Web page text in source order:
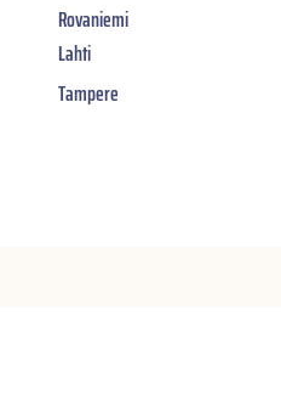
Rovaniemi
Lahti
Tampere